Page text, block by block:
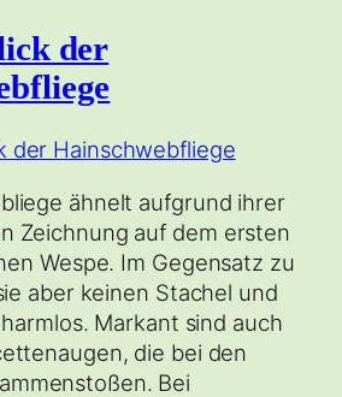
der
ähnelt aufgrund ihrer
Zeichnung auf dem ersten
Wespe. Im Gegensatz zu
aber keinen Stachel und
Markant sind auch
die bei den
Bei